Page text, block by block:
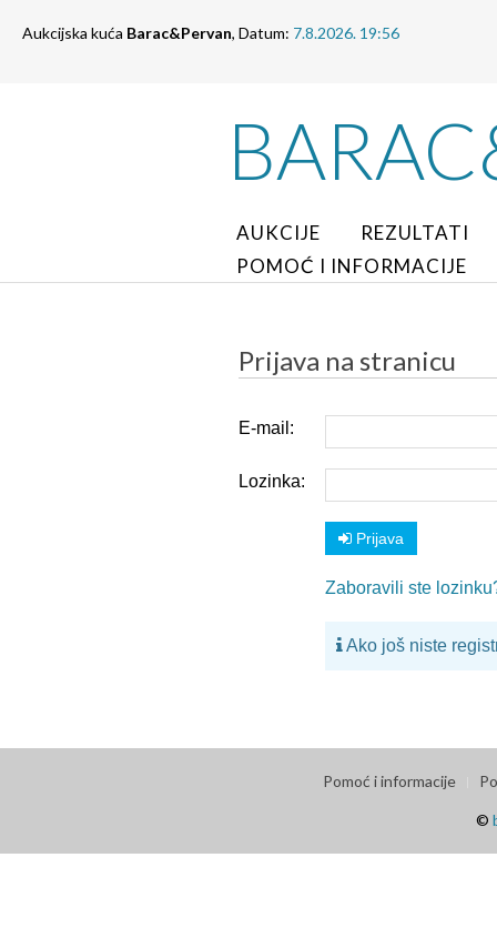
Aukcijska kuća Barac&Pervan, Datum: 7.8.2026. 19:56
AUKCIJE
REZULTATI
POMOĆ I INFORMACIJE
Prijava na stranicu
E-mail:
Lozinka:
Prijava
Zaboravili ste
Ako još niste
Pomoć i informacije
©